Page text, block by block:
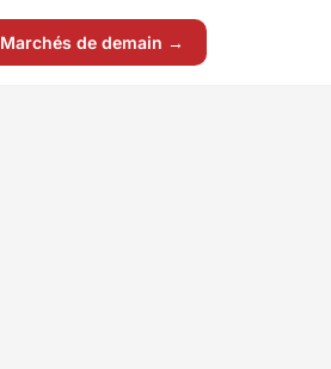
Marchés de demain →